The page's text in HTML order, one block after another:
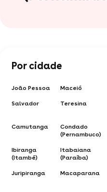
Por cidade
João Pessoa Maceió
Salvador Teresina
Camutanga
Condado
(Pernambuco)
Ibiranga
(Itambé)
Itabaiana
(Paraíba)
Juripiranga Macaparana